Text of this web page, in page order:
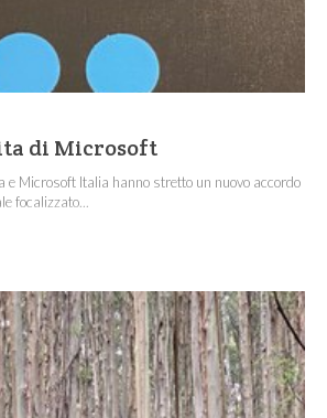
di Microsoft
e Microsoft Italia hanno stretto un nuovo accordo
focalizzato...